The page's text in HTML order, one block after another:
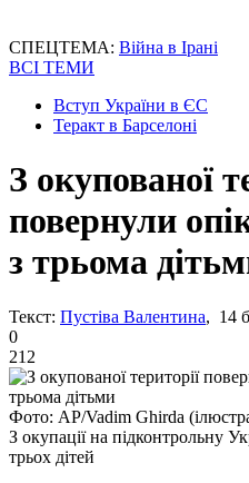
СПЕЦТЕМА: Війна в Ірані
ВСІ ТЕМИ
Вступ України в ЄС
Теракт в Барселоні
З окупованої
повернули
з трьома
Текст: Пустіва Валентина, 14
0
212
Фото: AP/Vadim Ghirda
З окупації на підконтрольну
трьох дітей